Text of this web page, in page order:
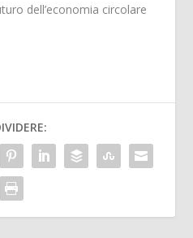
dell’economia circolare